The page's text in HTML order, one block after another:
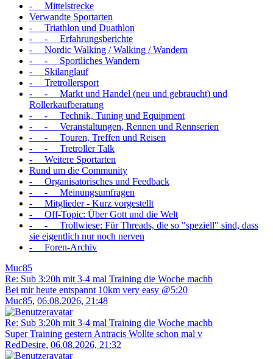
- Mittelstrecke
Verwandte Sportarten
- Triathlon und Duathlon
- - Erfahrungsberichte
- Nordic Walking / Walking / Wandern
- - Sportliches Wandern
- Skilanglauf
- Tretrollersport
- - Markt und Handel (neu und gebraucht) und
Rollerkaufberatung
- - Technik, Tuning und Equipment
- - Veranstaltungen, Rennen und Rennserien
- - Touren, Treffen und Reisen
- - Tretroller Talk
- Weitere Sportarten
Rund um die Community
- Organisatorisches und Feedback
- - Meinungsumfragen
- Mitglieder - Kurz vorgestellt
- Off-Topic: Über Gott und die Welt
- - Trollwiese: Für Threads, die so "speziell" sind, dass
sie eigentlich nur noch nerven
- Foren-Archiv
Muc85
Re: Sub 3:20h mit 3-4 mal Training die Woche machb
Bei mir heute entspannt 10km very easy @5:20
Muc85, 06.08.2026, 21:48
Re: Sub 3:20h mit 3-4 mal Training die Woche machb
Super Training gestern Antracis Wollte schon mal v
RedDesire, 06.08.2026, 21:32